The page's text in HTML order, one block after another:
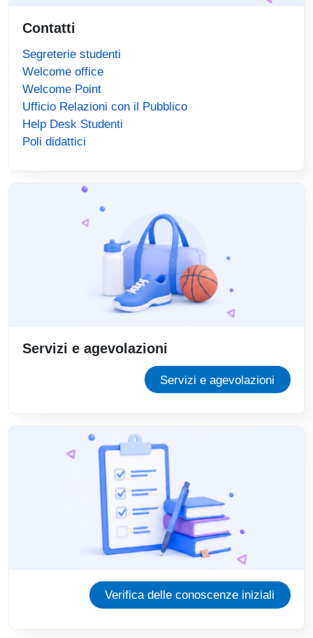
Contatti
Segreterie studenti
Welcome office
Welcome Point
Ufficio Relazioni con il Pubblico
Help Desk Studenti
Poli didattici
Servizi e agevolazioni
Servizi e agevolazioni
Verifica delle conoscenze iniziali